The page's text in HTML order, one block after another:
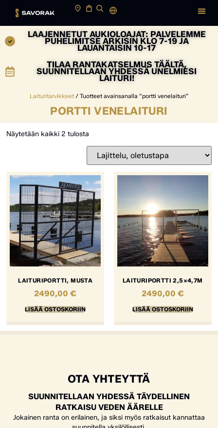
LAAJENNETUT AUKIOLOAJAT: PALVELEMME
PUHELIMITSE ARKISIN KLO 7-19 JA
LAUANTAISIN 10-17
TILAA RANTAKATSELMUS TÄÄLTÄ,
SUUNNITELLAAN YHDESSÄ UNELMIESI
LAITURI!
Laituritarvikkeet/ Tuotteet avainsanalla “portti venelaituri”
PORTTI VENELAITURI
Näytetään kaikki 2 tulosta
LAITURIPORTTI, MUSTA
2490,00€
LISÄÄ OSTOSKORIIN
LAITURIPORTTI 2,5×4,7M
2490,00 €
LISÄÄ OSTOSKORIIN
OTA YHTEYTTÄ
SUUNNITELLAAN YHDESSÄ TÄYDELLINEN
RATKAISU VEDEN ÄÄRELLE
Jokainen ranta on erilainen, ja siksi myös ratkaisut kannattaa